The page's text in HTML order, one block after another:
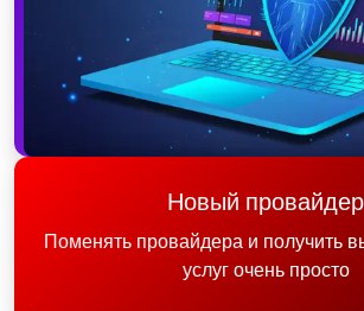
Новый провайдер
Поменять провайдера и получить
услуг очень просто